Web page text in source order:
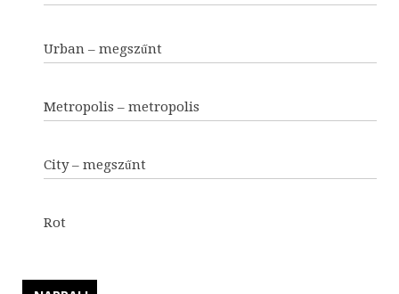
Urban – megszűnt
Metropolis – metropolis
City – megszűnt
Rot